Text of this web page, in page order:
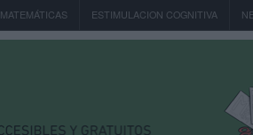
MATEMÁTICAS ESTIMULACION COGNITIVA